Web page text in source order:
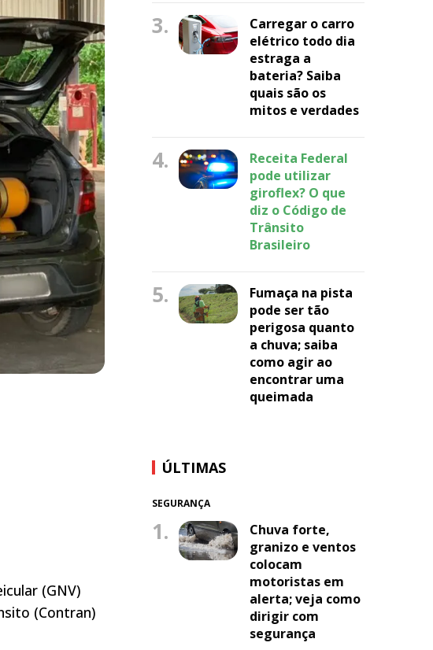
(GNV)
(Contran)
3.
Carregar o carro
elétrico todo dia
estraga a
bateria? Saiba
quais são os
mitos e verdades
4.
Receita Federal
pode utilizar
giroflex? O que
diz o Código de
Trânsito
Brasileiro
5.
Fumaça na pista
pode ser tão
perigosa quanto
a chuva; saiba
como agir ao
encontrar uma
queimada
ÚLTIMAS
SEGURANÇA
1.
Chuva forte,
granizo e ventos
colocam
motoristas em
alerta; veja como
dirigir com
segurança